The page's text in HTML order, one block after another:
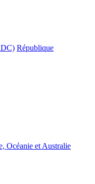
République
Océanie et Australie